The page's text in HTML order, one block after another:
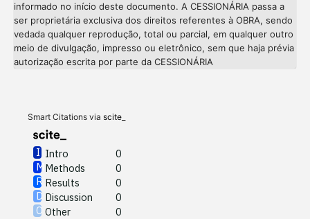
informado no início deste documento. A CESSIONÁRIA passa a
ser proprietária exclusiva dos direitos referentes à OBRA, sendo
vedada qualquer reprodução, total ou parcial, em qualquer outro
meio de divulgação, impresso ou eletrônico, sem que haja prévia
autorização escrita por parte da CESSIONÁRIA
Smart Citations via scite_
Intro
0
Methods
0
Results
0
Discussion
0
Other
0
Intro